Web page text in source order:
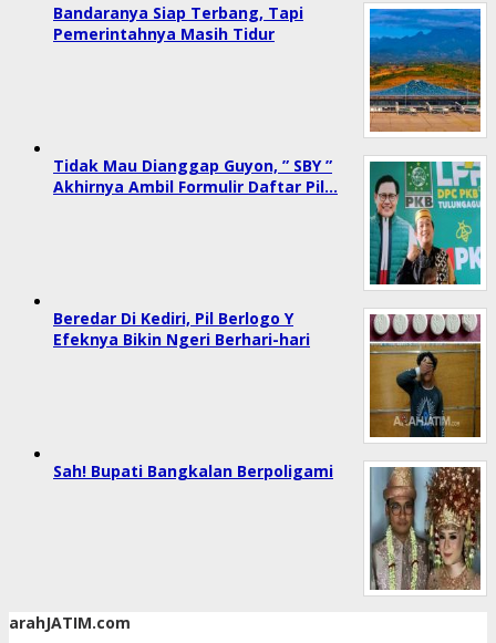
Bandaranya Siap Terbang, Tapi
Pemerintahnya Masih Tidur
Tidak Mau Dianggap Guyon, ” SBY ”
Akhirnya Ambil Formulir Daftar Pil…
Beredar Di Kediri, Pil Berlogo Y
Efeknya Bikin Ngeri Berhari-hari
Sah! Bupati Bangkalan Berpoligami
arahJATIM.com